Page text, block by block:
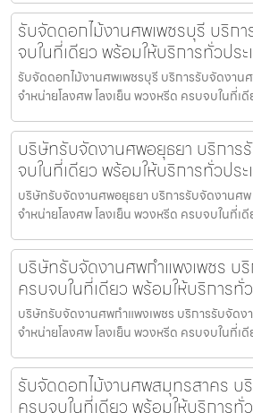
รับจัดดอกไม้งานศพเพชรบุรี บริก
จบในที่เดียว พร้อมให้บริการทั่วประ
รับจัดดอกไม้งานศพเพชรบุรี บริการรับจัดงา
จำหน่ายโลงศพ โลงเย็น พวงหรีด ครบจบในที่เ
บริษัทรับจัดงานศพอยุธยา บริการ
จบในที่เดียว พร้อมให้บริการทั่วประ
บริษัทรับจัดงานศพอยุธยา บริการรับจัดงานศ
จำหน่ายโลงศพ โลงเย็น พวงหรีด ครบจบในที่เ
บริษัทรับจัดงานศพกำแพงเพชร บ
ครบจบในที่เดียว พร้อมให้บริการทั่
บริษัทรับจัดงานศพกำแพงเพชร บริการรับจัด
จำหน่ายโลงศพ โลงเย็น พวงหรีด ครบจบในที่เ
รับจัดดอกไม้งานศพสมุทรสาคร บ
ครบจบในที่เดียว พร้อมให้บริการทั่